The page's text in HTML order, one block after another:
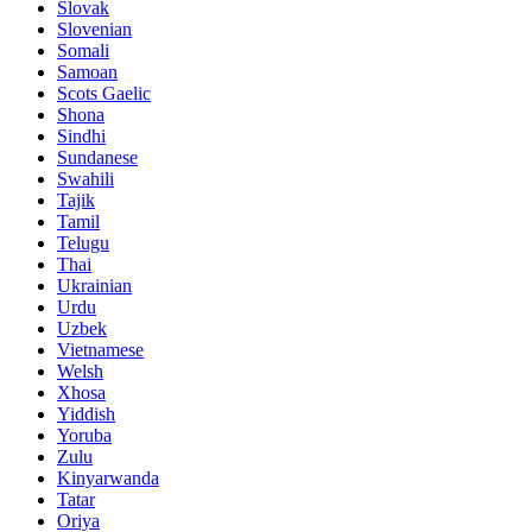
Slovak
Slovenian
Somali
Samoan
Scots Gaelic
Shona
Sindhi
Sundanese
Swahili
Tajik
Tamil
Telugu
Thai
Ukrainian
Urdu
Uzbek
Vietnamese
Welsh
Xhosa
Yiddish
Yoruba
Zulu
Kinyarwanda
Tatar
Oriya